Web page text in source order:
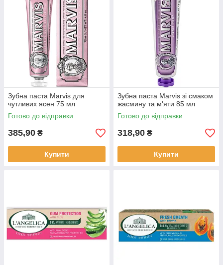
Зубна паста Marvis для
чутливих ясен 75 мл
Готово до відправки
385,90 ₴
Купити
Зубна паста Marvis зі смаком
жасмину та м'яти 85 мл
Готово до відправки
318,90 ₴
Купити